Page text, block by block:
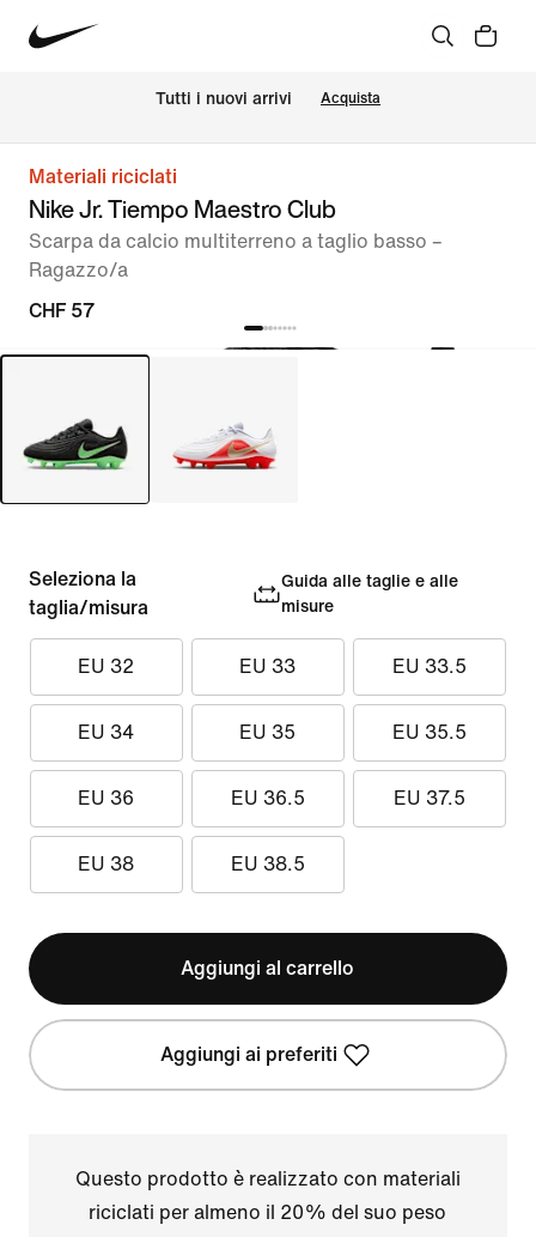
Tutti i nuovi arrivi Acquista
Materiali riciclati
Nike Jr. Tiempo Maestro Club
Scarpa da calcio multiterreno a taglio basso –
Ragazzo/a
CHF 57
Seleziona la
taglia/misura
Guida alle taglie e alle
misure
EU 32 EU 33 EU 33.5
EU 34 EU 35 EU 35.5
EU 36 EU 36.5 EU 37.5
EU 38 EU 38.5
Aggiungi al carrello
Aggiungi ai preferiti
Questo prodotto è realizzato con materiali
riciclati per almeno il 20% del suo peso